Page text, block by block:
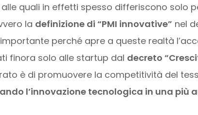
quali in effetti spesso differiscono solo
la definizione di “PMI innovative” nel
perché apre a queste realtà
finora solo alle startup dal decreto
è di promuovere la competitività del
l’innovazione tecnologica in una più